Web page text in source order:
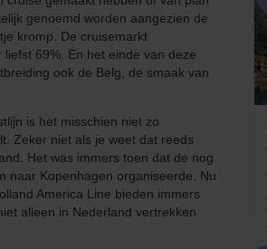
Oostzee & Baltische staten
IJsland
Frans Polynesië
genoemd worden aangezien de
kromp. De cruisemarkt
69%. En het einde van deze
ook de Belg, de smaak van
is het misschien niet zo
Zeker niet als je weet dat reeds
Het was immers toen dat de nog
naar Kopenhagen organiseerde. Nu
America Line bieden immers
alleen in Nederland vertrekken